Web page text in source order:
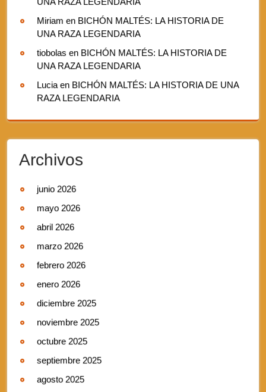
Miriam en BICHÓN MALTÉS: LA HISTORIA DE
UNA RAZA LEGENDARIA
tiobolas en BICHÓN MALTÉS: LA HISTORIA DE
UNA RAZA LEGENDARIA
Lucia en BICHÓN MALTÉS: LA HISTORIA DE UNA
RAZA LEGENDARIA
Archivos
junio 2026
mayo 2026
abril 2026
marzo 2026
febrero 2026
enero 2026
diciembre 2025
noviembre 2025
octubre 2025
septiembre 2025
agosto 2025